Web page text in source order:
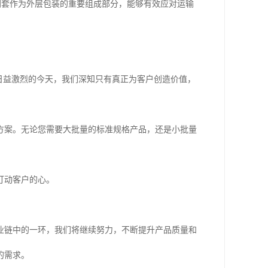
作为外层包装的重要组成部分，能够有效应对运输
激烈的今天，我们深知只有真正为客户创造价值，
。无论您需要大批量的标准规格产品，还是小批量
客户的心。
中的一环，我们将继续努力，不断提升产品质量和
求。